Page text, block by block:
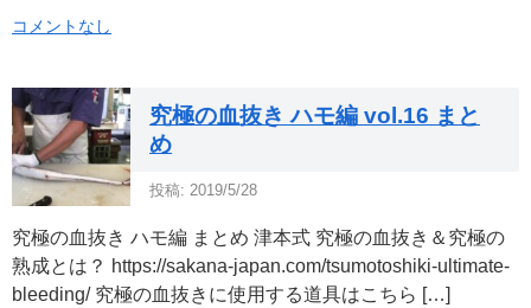
コメントなし
究極の血抜き ハモ編 vol.16 まと
め
投稿: 2019/5/28
究極の血抜き ハモ編 まとめ 津本式 究極の血抜き＆究極の
熟成とは？ https://sakana-japan.com/tsumotoshiki-ultimate-
bleeding/ 究極の血抜きに使用する道具はこちら […]